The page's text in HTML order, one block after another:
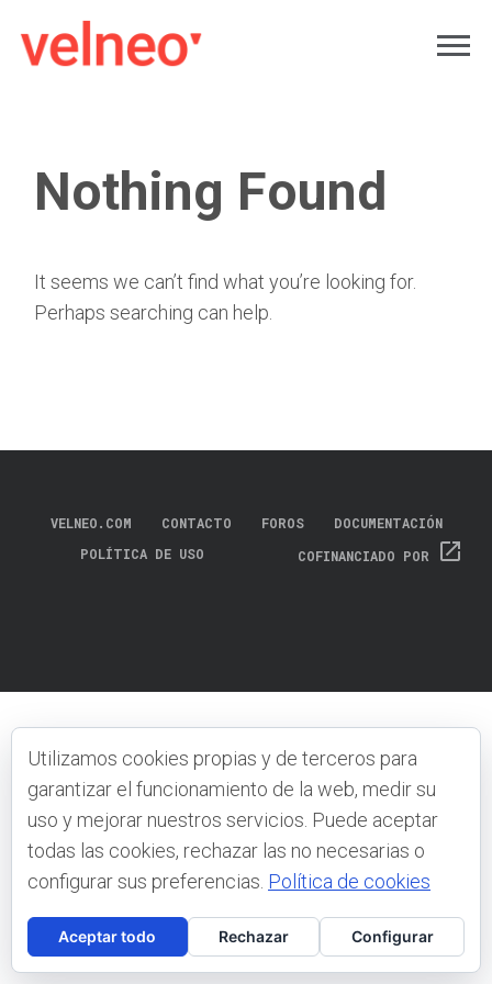
Nothing Found
It seems we can’t find what you’re looking for.
Perhaps searching can help.
VELNEO.COM CONTACTO FOROS
DOCUMENTACIÓN
POLÍTICA DE USO
COFINANCIADO POR open_in_new
Utilizamos cookies propias y de terceros para
garantizar el funcionamiento de la web, medir su
uso y mejorar nuestros servicios. Puede aceptar
todas las cookies, rechazar las no necesarias o
configurar sus preferencias. Política de cookies
Aceptar todo Rechazar Configurar